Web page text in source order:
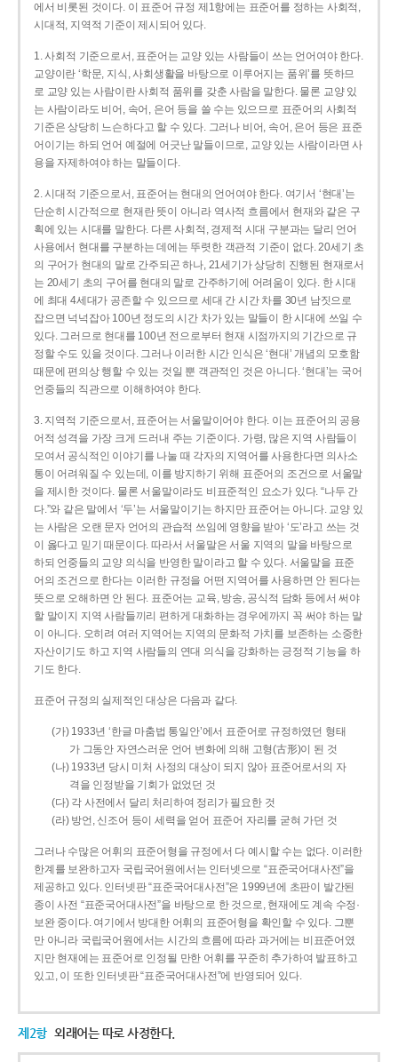
에서 비롯된 것이다. 이 표준어 규정 제1항에는 표준어를 정하는 사회적,
시대적, 지역적 기준이 제시되어 있다.
1. 사회적 기준으로서, 표준어는 교양 있는 사람들이 쓰는 언어여야 한다.
교양이란 ‘학문, 지식, 사회생활을 바탕으로 이루어지는 품위’를 뜻하므
로 교양 있는 사람이란 사회적 품위를 갖춘 사람을 말한다. 물론 교양 있
는 사람이라도 비어, 속어, 은어 등을 쓸 수는 있으므로 표준어의 사회적
기준은 상당히 느슨하다고 할 수 있다. 그러나 비어, 속어, 은어 등은 표준
어이기는 하되 언어 예절에 어긋난 말들이므로, 교양 있는 사람이라면 사
용을 자제하여야 하는 말들이다.
2. 시대적 기준으로서, 표준어는 현대의 언어여야 한다. 여기서 ‘현대’는
단순히 시간적으로 현재란 뜻이 아니라 역사적 흐름에서 현재와 같은 구
획에 있는 시대를 말한다. 다른 사회적, 경제적 시대 구분과는 달리 언어
사용에서 현대를 구분하는 데에는 뚜렷한 객관적 기준이 없다. 20세기 초
의 구어가 현대의 말로 간주되곤 하나, 21세기가 상당히 진행된 현재로서
는 20세기 초의 구어를 현대의 말로 간주하기에 어려움이 있다. 한 시대
에 최대 4세대가 공존할 수 있으므로 세대 간 시간 차를 30년 남짓으로
잡으면 넉넉잡아 100년 정도의 시간 차가 있는 말들이 한 시대에 쓰일 수
있다. 그러므로 현대를 100년 전으로부터 현재 시점까지의 기간으로 규
정할 수도 있을 것이다. 그러나 이러한 시간 인식은 ‘현대’ 개념의 모호함
때문에 편의상 행할 수 있는 것일 뿐 객관적인 것은 아니다. ‘현대’는 국어
언중들의 직관으로 이해하여야 한다.
3. 지역적 기준으로서, 표준어는 서울말이어야 한다. 이는 표준어의 공용
어적 성격을 가장 크게 드러내 주는 기준이다. 가령, 많은 지역 사람들이
모여서 공식적인 이야기를 나눌 때 각자의 지역어를 사용한다면 의사소
통이 어려워질 수 있는데, 이를 방지하기 위해 표준어의 조건으로 서울말
을 제시한 것이다. 물론 서울말이라도 비표준적인 요소가 있다. “나두 간
다.”와 같은 말에서 ‘두’는 서울말이기는 하지만 표준어는 아니다. 교양 있
는 사람은 오랜 문자 언어의 관습적 쓰임에 영향을 받아 ‘도’라고 쓰는 것
이 옳다고 믿기 때문이다. 따라서 서울말은 서울 지역의 말을 바탕으로
하되 언중들의 교양 의식을 반영한 말이라고 할 수 있다. 서울말을 표준
어의 조건으로 한다는 이러한 규정을 어떤 지역어를 사용하면 안 된다는
뜻으로 오해하면 안 된다. 표준어는 교육, 방송, 공식적 담화 등에서 써야
할 말이지 지역 사람들끼리 편하게 대화하는 경우에까지 꼭 써야 하는 말
이 아니다. 오히려 여러 지역어는 지역의 문화적 가치를 보존하는 소중한
자산이기도 하고 지역 사람들의 연대 의식을 강화하는 긍정적 기능을 하
기도 한다.
표준어 규정의 실제적인 대상은 다음과 같다.
(가) 1933년 ‘한글 마춤법 통일안’에서 표준어로 규정하였던 형태
가 그동안 자연스러운 언어 변화에 의해 고형(古形)이 된 것
(나) 1933년 당시 미처 사정의 대상이 되지 않아 표준어로서의 자
격을 인정받을 기회가 없었던 것
(다) 각 사전에서 달리 처리하여 정리가 필요한 것
(라) 방언, 신조어 등이 세력을 얻어 표준어 자리를 굳혀 가던 것
그러나 수많은 어휘의 표준어형을 규정에서 다 예시할 수는 없다. 이러한
한계를 보완하고자 국립국어원에서는 인터넷으로 “표준국어대사전”을
제공하고 있다. 인터넷판 “표준국어대사전”은 1999년에 초판이 발간된
종이 사전 “표준국어대사전”을 바탕으로 한 것으로, 현재에도 계속 수정·
보완 중이다. 여기에서 방대한 어휘의 표준어형을 확인할 수 있다. 그뿐
만 아니라 국립국어원에서는 시간의 흐름에 따라 과거에는 비표준어였
지만 현재에는 표준어로 인정될 만한 어휘를 꾸준히 추가하여 발표하고
있고, 이 또한 인터넷판 “표준국어대사전”에 반영되어 있다.
제2항 외래어는 따로 사정한다.